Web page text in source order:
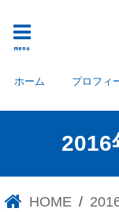
menu
ホーム プロフィ
2016
HOME